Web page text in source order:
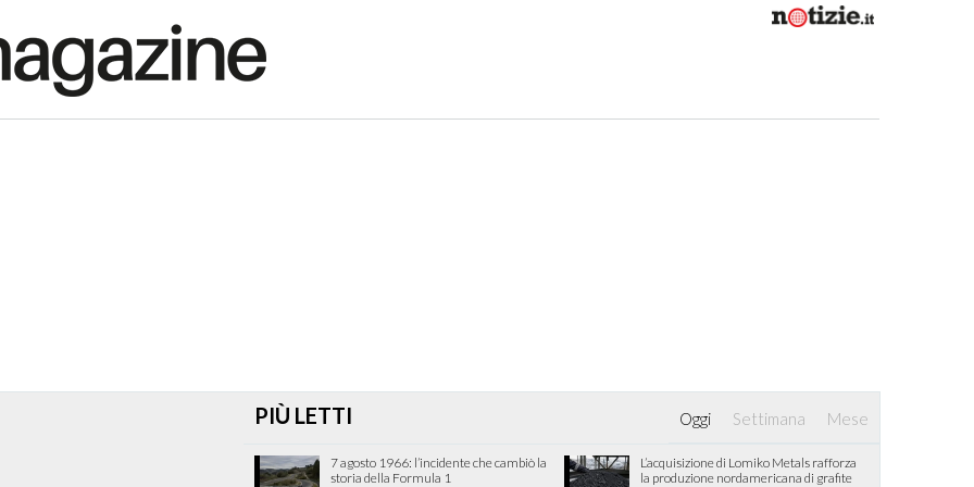
PIÙ LETTI Oggi Settimana Mese
7 agosto 1966: l’incidente che cambiò la
storia della Formula 1
L’acquisizione di Lomiko Metals rafforza
la produzione nordamericana di grafite